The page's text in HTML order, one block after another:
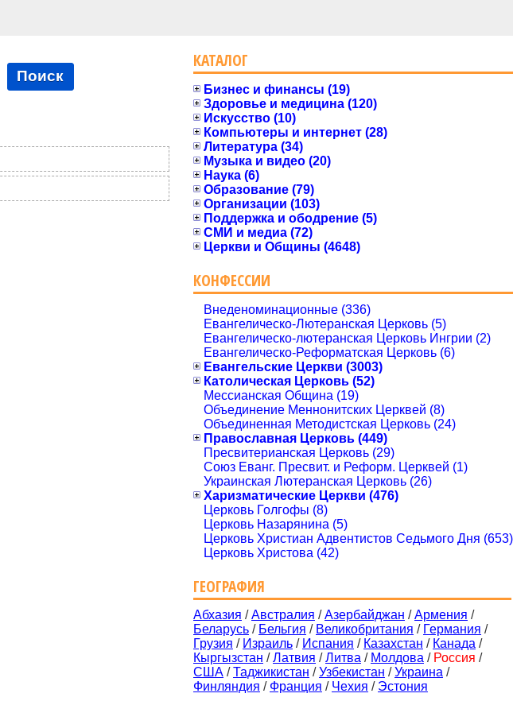
Поиск
КАТАЛОГ
Бизнес и финансы (19)
Здоровье и медицина (120)
Искусство (10)
Компьютеры и интернет (28)
Литература (34)
Музыка и видео (20)
Наука (6)
Образование (79)
Организации (103)
Поддержка и ободрение (5)
СМИ и медиа (72)
Церкви и Общины (4648)
КОНФЕССИИ
Внеденоминационные (336)
Евангелическо-Лютеранская Церковь (5)
Евангелическо-лютеранская Церковь Ингрии (2)
Евангелическо-Реформатская Церковь (6)
Евангельские Церкви (3003)
Католическая Церковь (52)
Мессианская Община (19)
Объединение Меннонитских Церквей (8)
Объединенная Методистская Церковь (24)
Православная Церковь (449)
Пресвитерианская Церковь (29)
Союз Еванг. Пресвит. и Реформ. Церквей (1)
Украинская Лютеранская Церковь (26)
Харизматические Церкви (476)
Церковь Голгофы (8)
Церковь Назарянина (5)
Церковь Христиан Адвентистов Седьмого Дня (653)
Церковь Христова (42)
ГЕОГРАФИЯ
Абхазия /Австралия /Азербайджан /Армения /
Беларусь / Бельгия / Великобритания / Германия /
Грузия / Израиль / Испания / Казахстан / Канада /
Кыргызстан /Латвия /Литва / Молдова / Россия /
США /Таджикистан /Узбекистан /Украина /
Финляндия / Франция / Чехия / Эстония